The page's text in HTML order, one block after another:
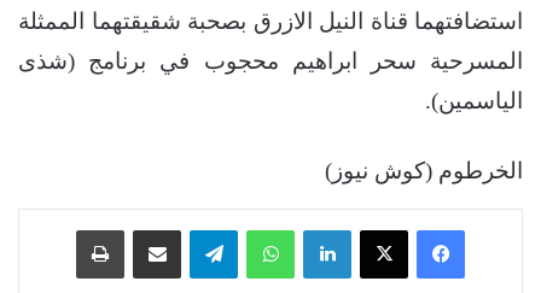
استضافتهما قناة النيل الازرق بصحبة شقيقتهما الممثلة
المسرحية سحر ابراهيم محجوب في برنامج (شذى
الياسمين).
الخرطوم (كوش نيوز)
فيسبوك ‫X لينكدإن واتساب تيلقرام